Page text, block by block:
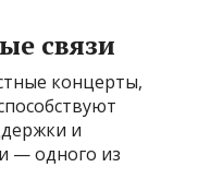
связи
концерты,
и
— одного из